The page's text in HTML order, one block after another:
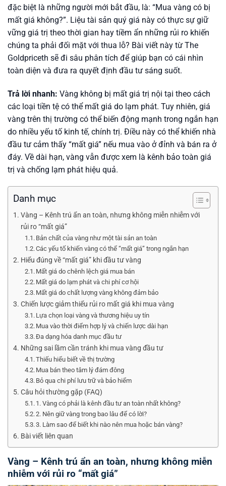
đặc biệt là những người mới bắt đầu, là: “Mua vàng có bị
mất giá không?”. Liệu tài sản quý giá này có thực sự giữ
vững giá trị theo thời gian hay tiềm ẩn những rủi ro khiến
chúng ta phải đối mặt với thua lỗ? Bài viết này từ The
Goldpriceth sẽ đi sâu phân tích để giúp bạn có cái nhìn
toàn diện và đưa ra quyết định đầu tư sáng suốt.
Trả lời nhanh: Vàng không bị mất giá trị nội tại theo cách
các loại tiền tệ có thể mất giá do lạm phát. Tuy nhiên, giá
vàng trên thị trường có thể biến động mạnh trong ngắn hạn
do nhiều yếu tố kinh tế, chính trị. Điều này có thể khiến nhà
đầu tư cảm thấy “mất giá” nếu mua vào ở đỉnh và bán ra ở
đáy. Về dài hạn, vàng vẫn được xem là kênh bảo toàn giá
trị và chống lạm phát hiệu quả.
Danh mục
Vàng – Kênh trú ẩn an toàn, nhưng không miễn nhiễm với
rủi ro “mất giá”
Bản chất của vàng như một tài sản an toàn
Các yếu tố khiến vàng có thể “mất giá” trong ngắn hạn
Hiểu đúng về “mất giá” khi đầu tư vàng
Mất giá do chênh lệch giá mua bán
Mất giá do lạm phát và chi phí cơ hội
Mất giá do chất lượng vàng không đảm bảo
Chiến lược giảm thiểu rủi ro mất giá khi mua vàng
Lựa chọn loại vàng và thương hiệu uy tín
Mua vào thời điểm hợp lý và chiến lược dài hạn
Đa dạng hóa danh mục đầu tư
Những sai lầm cần tránh khi mua vàng đầu tư
Thiếu hiểu biết về thị trường
Mua bán theo tâm lý đám đông
Bỏ qua chi phí lưu trữ và bảo hiểm
Câu hỏi thường gặp (FAQ)
1. Vàng có phải là kênh đầu tư an toàn nhất không?
2. Nên giữ vàng trong bao lâu để có lời?
3. Làm sao để biết khi nào nên mua hoặc bán vàng?
Bài viết liên quan
Vàng – Kênh trú ẩn an toàn, nhưng không miễn
nhiễm với rủi ro “mất giá”